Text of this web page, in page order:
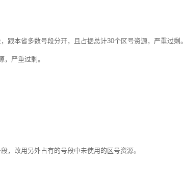
跟本省多数号段分开，且占据总计30个区号资源，严重过剩。
严重过剩。
，改用另外占有的号段中未使用的区号资源。